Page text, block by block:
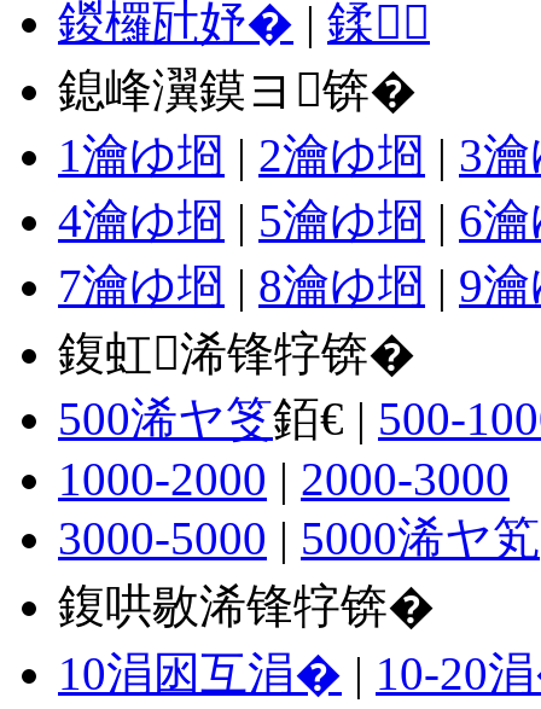
鍐欏瓧妤� | 鍒
鎴峰瀷鏌ヨ锛�
1瀹ゆ埛 | 2瀹ゆ埛 | 3
4瀹ゆ埛 | 5瀹ゆ埛 | 6
7瀹ゆ埛 | 8瀹ゆ埛 | 9
鍑虹浠锋牸锛�
500浠ヤ笅銆€ | 500-
1000-2000 | 2000-3000
3000-5000 | 5000浠ヤ笂
鍑哄敭浠锋牸锛�
10涓囦互涓� | 10-20